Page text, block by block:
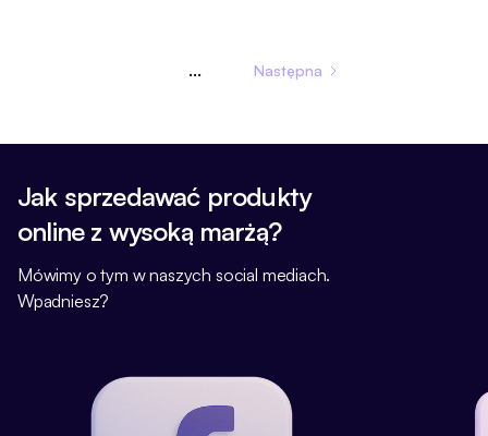
... Następna
Jak sprzedawać produkty
online z wysoką marżą?
Mówimy o tym w naszych social mediach.
Wpadniesz?